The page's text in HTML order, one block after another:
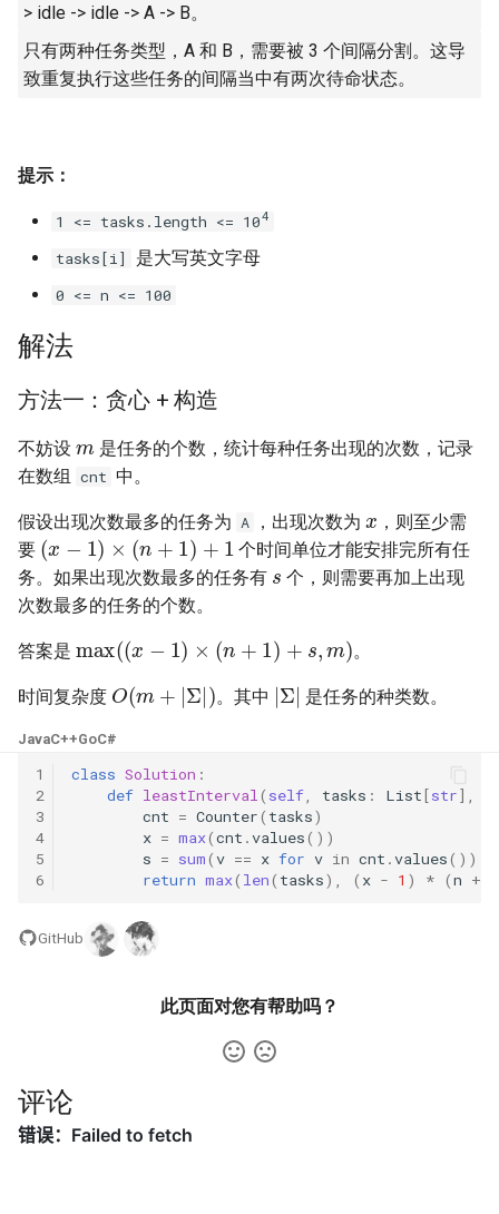
24. 反转链表
28. 对称的二叉树
32.1. 从上到下打印二叉树
32.2. 从上到下打印二叉树 II
32.3. 从上到下打印二叉树 III
33. 二叉搜索树的后序遍历序
径
35. 复杂链表的复制
36. 二叉搜索树与双向链表
40. 最小的 k 个数
20. 回文子字符串的个数
21. 删除链表的倒数第 n 个结
22. 链表中环的入口节点
23. 两个链表的第一个重合节
点
25. 链表中的两数相加
27. 回文链表
28. 展平多级双向链表
29. 排序的循环链表
30. 插入、删除和随机访问都
是 O(1) 的容器
32. 有效的变位词
33. 变位词组
34. 外星语言是否排序
35. 最小时间差
38. 每日温度
3.5. 栈排序
3.6. 动物收容所
4.2. 最小高度树
4.3. 特定深度节点链表
4.4. 检查平衡性
4.5. 合法二叉搜索树
4.6. 后继者
4.8. 首个共同祖先
4.9. 二叉搜索树序列
4.10. 检查子树
4.12. 求和路径
5.3. 翻转数位
5.4. 下一个数
5.6. 整数转换
5.7. 配对交换
8.2. 迷路的机器人
> idle -> idle -> A -> B。
只有两种任务类型，A 和 B，需要被 3 个间隔分割。这导
致重复执行这些任务的间隔当中有两次待命状态。
提示：
1 <= tasks.length <= 104
tasks[i] 是大写英文字母
0 <= n <= 100
解法
方法一：贪心 + 构造
不妨设
是任务的个数，统计每种任务出现的次数，记录
在数组 cnt 中。
假设出现次数最多的任务为 A ，出现次数为
，则至少需
要
(x−1)×(n+1)+1
个时间单位才能安排完所有任
务。如果出现次数最多的任务有
s
个，则需要再加上出现
次数最多的任务的个数。
答案是
max( 1) n +
。
时间复杂度
O ( Σ|)
。其中
|Σ|
是任务的种类数。
JavaC++GoC#
1
2
3
4
5
6
class Solution :
def leastInterval( self, tasks : List [str],
cnt = Counter( tasks)
x = max(cnt .values())
s = sum(v == x for v in cnt .values())
return max( len( tasks), ( x - 1 ) * (n +
GitHub
此页面对您有帮助吗？
评论